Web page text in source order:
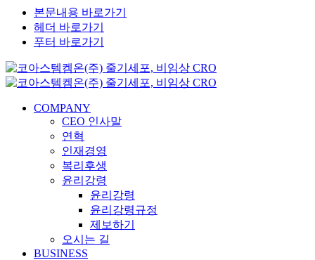
본문내용 바로가기
헤더 바로가기
푸터 바로가기
COMPANY
CEO 인사말
연혁
인재경영
복리후생
윤리강령
윤리강령
윤리강령규정
제보하기
오시는 길
BUSINESS